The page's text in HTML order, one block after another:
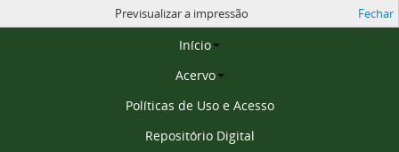
Página inicial
Início
Acervo
Políticas de Uso e Acesso
Repositório Digital
Previsualizar a impressão Fechar